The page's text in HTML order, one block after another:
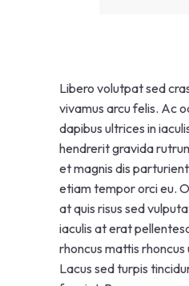
Libero volutpat sed
vivamus arcu felis. Ac
dapibus ultrices in
hendrerit gravida
et magnis dis
etiam tempor orci eu.
at quis risus sed
iaculis at erat
rhoncus mattis
Lacus sed turpis